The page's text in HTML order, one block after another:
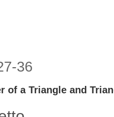
36
of a Triangle and